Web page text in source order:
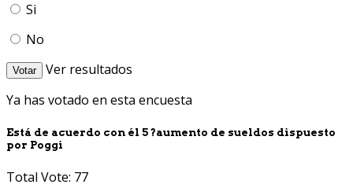
Si
No
Votar
Ver resultados
Ya has votado en esta encuesta
Está de acuerdo con él 5 ?aumento de sueldos dispuesto
por Poggi
Total Vote: 77